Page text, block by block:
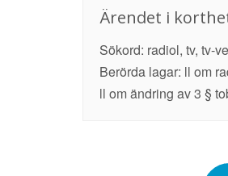
Ärendet i
Sökord: radiol, tv, tv-
Berörda lagar: ll om
ll om ändring av 3 §